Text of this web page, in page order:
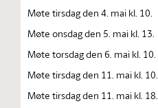
Møte tirsdag den 4. mai kl. 10.
Møte onsdag den 5. mai kl. 13.
Møte torsdag den 6. mai kl. 10.
Møte tirsdag den 11. mai kl. 10.
Møte tirsdag den 11. mai kl. 18.